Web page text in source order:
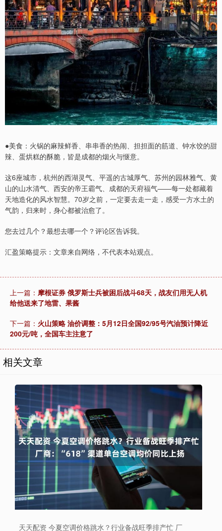
●美食：火锅的麻辣鲜香、串串香的热闹、担担面的筋道、钟水饺的甜
辣、蛋烘糕的酥脆，皆是成都的烟火与惬意。
这6座城市，杭州的西湖灵气、平遥的古城厚气、苏州的园林雅气、黄
山的山水清气、西安的帝王霸气、成都的天府福气——每一处都藏着
天地造化的风水智慧。70岁之前，一定要去走一走，感受一方水土的
气韵，归来时，身心都被治愈了。
您去过几个？最想去哪一个？评论区告诉我。
汇盈策略提示：文章来自网络，不代表本站观点。
上一篇： 摩根证券 俄罗斯士兵被困后战斗68天，战友们用无人机
给他送来了地雷、果酱
下一篇： 火山策略 油价调整：5月12日全国92/95号汽油预计降近
200元/吨，全国车主注意了
相关文章
天天配资 今夏空调价格跳水？行业备战旺季排产忙 厂